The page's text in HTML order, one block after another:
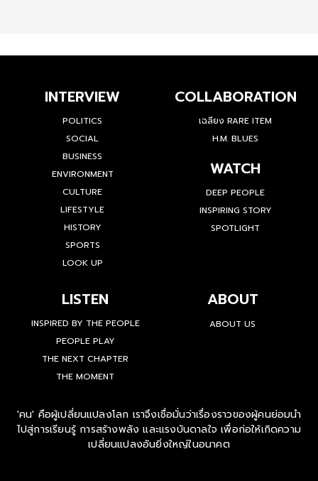
INTERVIEW
POLITICS
SOCIAL
BUSINESS
ENVIRONMENT
CULTURE
LIFESTYLE
HISTORY
SPORTS
LOOK UP
COLLABORATION
เฉลียง RARE ITEM
H.M. BLUES
WATCH
DEEP PEOPLE
INSPIRING STORY
SPOTLIGHT
LISTEN
INSPIRED BY THE PEOPLE
PEOPLE PLAY
THE NEXT CHAPTER
THE MOMENT
ABOUT
ABOUT US
'คน' คือผู้เปลี่ยนแปลงโลก เราจึงเชื่อมั่นว่าเรื่องราวของผู้คนย่อมนำ
ไปสู่การเรียนรู้ การสร้างพลัง และแรงบันดาลใจ เพื่อก่อให้เกิดความ
เปลี่ยนแปลงอันยิ่งใหญ่ในอนาคต